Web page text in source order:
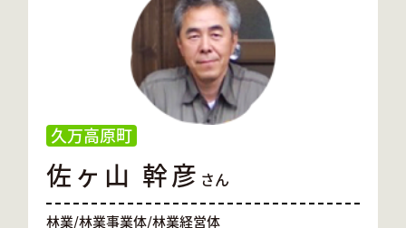
久万高原町
佐ヶ山 幹彦 さん
林業/林業事業体/林業経営体